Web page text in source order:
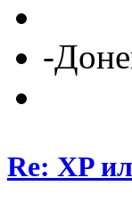
-
Re: XP